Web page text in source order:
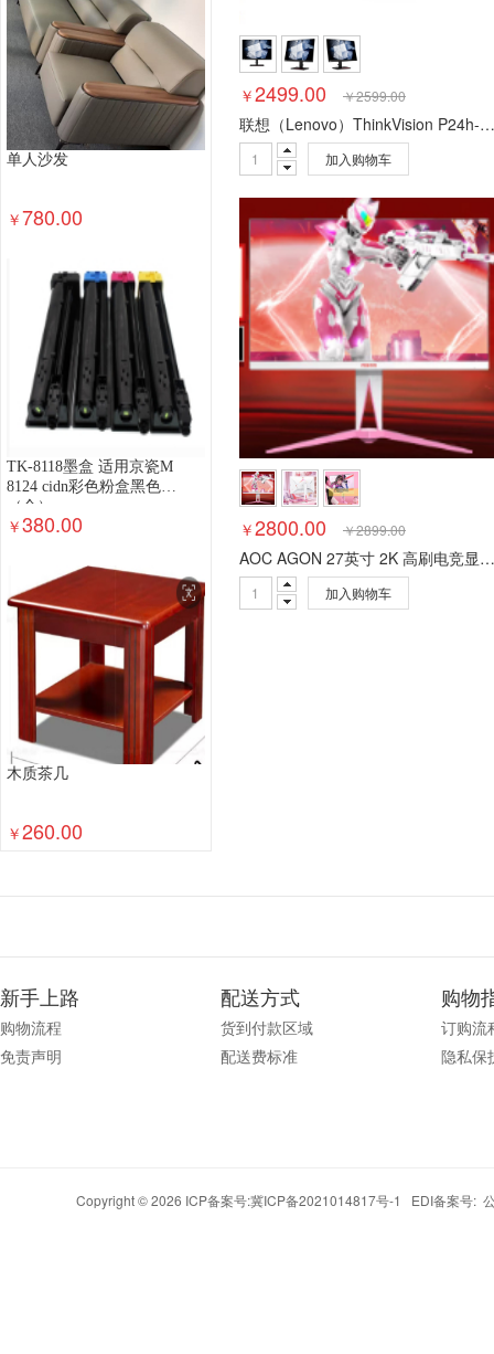
单人沙发
￥780.00
TK-8118墨盒 适用京瓷M
8124 cidn彩色粉盒黑色
（个）
￥380.00
木质茶几
￥260.00
￥2499.00 ￥2599.00
联想（Lenovo）ThinkVision P24h-2L/-30 23.8英寸2K设计师商用办公电脑显示器 旋转升降 D+H+Type+C
加入购物车
￥2800.00 ￥2899.00
AOC AGON 27英寸 2K 高刷电竞显示器 HDR400 Fast IPS 1ms GTG 180HZ 樱花粉
加入购物车
新手上路
购物流程
免责声明
配送方式
货到付款区域
配送费标准
购物
订购流
隐私保
Copyright © 2026 ICP备案号:冀ICP备2021014817号-1 EDI备案号: